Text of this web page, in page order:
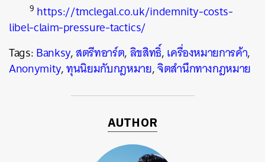
9 https://tmclegal.co.uk/indemnity-costs-
libel-claim-pressure-tactics/
Tags:Banksy,สตรีทอาร์ต,ลิขสิทธิ์,เครื่องหมายการค้า,
Anonymity,ทุนนิยมกับกฎหมาย,จิตสำนึกทางกฎหมาย
AUTHOR